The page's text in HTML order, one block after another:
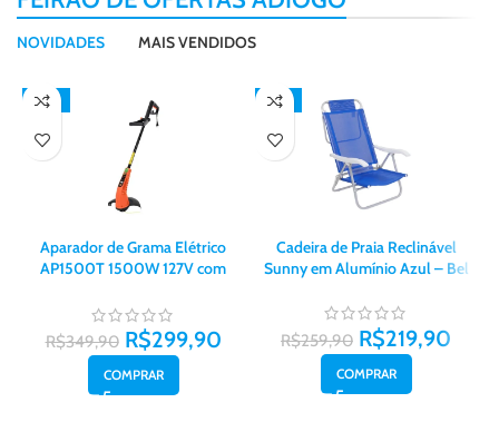
NOVIDADES MAIS VENDIDOS
-14%
Aparador de Grama Elétrico
AP1500T 1500W 127V com
Tramontina
R$349,90 R$299,90
COMPRAR
-15%
Cadeira de Praia Reclinável
Sunny em Alumínio Azul – Bel
R$259,90 R$219,90
COMPRAR